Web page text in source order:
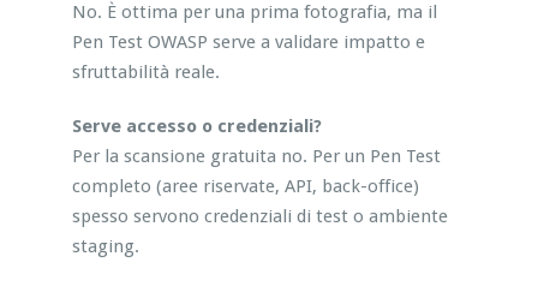
No. È ottima per una prima fotografia, ma il
Pen Test OWASP serve a validare impatto e
sfruttabilità reale.
Serve accesso o credenziali?
Per la scansione gratuita no. Per un Pen Test
completo (aree riservate, API, back-office)
spesso servono credenziali di test o ambiente
staging.